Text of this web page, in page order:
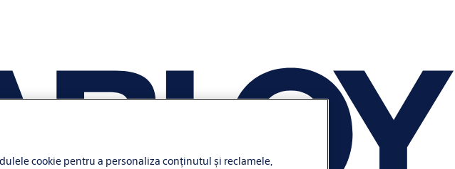
cookie pentru a personaliza conținutul și reclamele,